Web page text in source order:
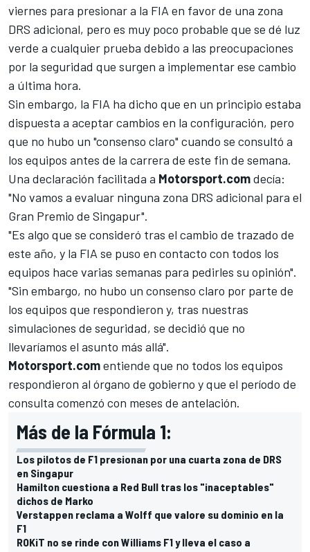
viernes para presionar a la FIA en favor de una zona
DRS adicional, pero es muy poco probable que se dé luz
verde a cualquier prueba debido a las preocupaciones
por la seguridad que surgen a implementar ese cambio
a última hora.
Sin embargo, la FIA ha dicho que en un principio estaba
dispuesta a aceptar cambios en la configuración, pero
que no hubo un "consenso claro" cuando se consultó a
los equipos antes de la carrera de este fin de semana.
Una declaración facilitada a Motorsport.comdecía:
"No vamos a evaluar ninguna zona DRS adicional para el
Gran Premio de Singapur".
"Es algo que se consideró tras el cambio de trazado de
este año, y la FIA se puso en contacto con todos los
equipos hace varias semanas para pedirles su opinión".
"Sin embargo, no hubo un consenso claro por parte de
los equipos que respondieron y, tras nuestras
simulaciones de seguridad, se decidió que no
llevaríamos el asunto más allá".
Motorsport.comentiende que no todos los equipos
respondieron al órgano de gobierno y que el período de
consulta comenzó con meses de antelación.
Más de la Fórmula 1:
Los pilotos de F1 presionan por una cuarta zona de DRS
en Singapur
Hamilton cuestiona a Red Bull tras los "inaceptables"
dichos de Marko
Verstappen reclama a Wolff que valore su dominio en la
F1
ROKiT no se rinde con Williams F1 y lleva el caso a